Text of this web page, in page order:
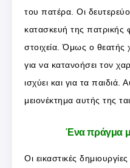
του πατέρα. Οι
κατασκευή της πατρικής
στοιχεία. Όμως ο θεατής
για να κατανοήσει τον
ισχύει και για τα παιδιά.
μειονέκτημα αυτής της
Ένα πράγμα
Οι εικαστικές